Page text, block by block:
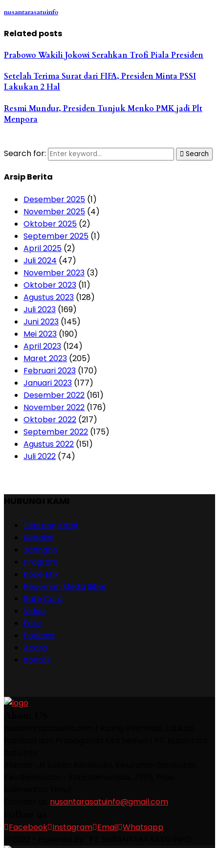
nusantarasatuinfo
Related posts
Prabowo Wakili Jokowi Serahkan Trofi Piala Presiden
Setelah Terima Surat dari FIFA, Presiden Minta PSSI
Lakukan 2 Hal
Resmi Mundur, Presiden Tunjuk Menko PMK jadi Plt
Menpora
Search for: Search
Arsip Berita
Desember 2025 (1)
November 2025 (4)
Oktober 2025 (2)
September 2025 (1)
April 2025 (2)
Juli 2024 (47)
November 2023 (3)
Oktober 2023 (11)
Agustus 2023 (128)
Juli 2023 (169)
Juni 2023 (145)
Mei 2023 (190)
April 2023 (124)
Maret 2023 (205)
Februari 2023 (170)
Januari 2023 (177)
Desember 2022 (161)
November 2022 (176)
Oktober 2022 (217)
September 2022 (175)
Agustus 2022 (151)
Juli 2022 (74)
Tentang Kami
Redaksi
Jaringan
Program
Kode Etik
Pedoman Media Siber
Rate Card
Video
Foto
Podcast
Acara
Kontak
nusantarasatuinfo@gmail.com
Facebook Instagram Email Whatsapp